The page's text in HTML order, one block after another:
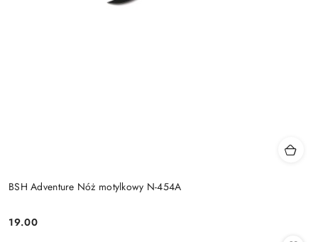
BSH Adventure Nóż motylkowy N-454A
Cena:
19.00